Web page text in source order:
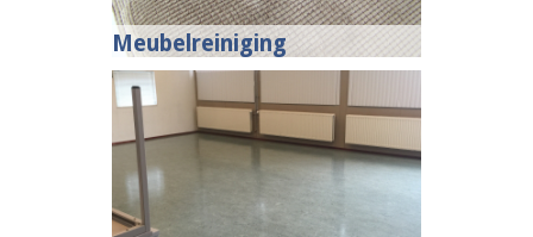
Meubelreiniging